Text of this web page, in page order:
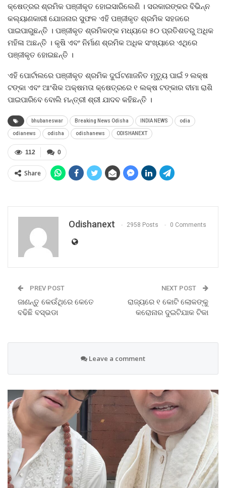
କ୍ଷେତ୍ରର ଶ୍ରମିକ ପଞ୍ଜୀକୃତ ହୋଇସାରିଲେଣି । ସରକାରଙ୍କର ବିଭିନ୍ନ
କଲ୍ୟାଣକାରୀ ଯୋଜନାର ସୁଫଳ ଏହି ପଞ୍ଜୀକୃତ ଶ୍ରମିକ ସହଜରେ
ପାଇପାରୁଛନ୍ତି । ପଞ୍ଜୀକୃତ ଶ୍ରମିକଙ୍କ ମଧ୍ୟରେ ୫୦ ପ୍ରତିଶତରୁ ଅଧିକ
ମହିଳା ଅଛନ୍ତି । କୃଷି ଏବଂ ନିର୍ମାଣ ଶ୍ରମିକ ଅଧିକ ସଂଖ୍ୟାରେ ଏଥିରେ
ପଞ୍ଜୀକୃତ ହୋଇଛନ୍ତି ।
ଏହି ପୋର୍ଟାଲରେ ପଞ୍ଜୀକୃତ ଶ୍ରମିକ ଦୁର୍ଘଟଣାଜନିତ ମୃତ୍ୟୁ ପାଇଁ ୨ ଲକ୍ଷ
ଟଙ୍କା ଏବଂ ଆଂଶିକ ଅକ୍ଷମତା କ୍ଷେତ୍ରରେ ୧ ଲକ୍ଷ ଟଙ୍କାର ବୀମା ରାଶି
ପାଇପାରିବେ ବୋଲି ମନ୍ତ୍ରୀ ଶ୍ରୀ ଯାଦବ କହିଛନ୍ତି ।
bhubaneswar Breaking News Odisha INDIA NEWS odia
odianews odisha odishanews ODISHANEXT
0
112
Share
Odishanext 2958 Posts 0 Comments
PREV POST
ଜାଣନ୍ତୁ କେଉଁଥିରେ କେତେ
ବଢିଛି ବସ୍‌ଭଡା
NEXT POST
ରାଜ୍ୟରେ ୧ କୋଟି ଲୋକଙ୍କୁ
କରୋନାର ଦୁଇଟିଯାକ ଟିକା
Leave a comment